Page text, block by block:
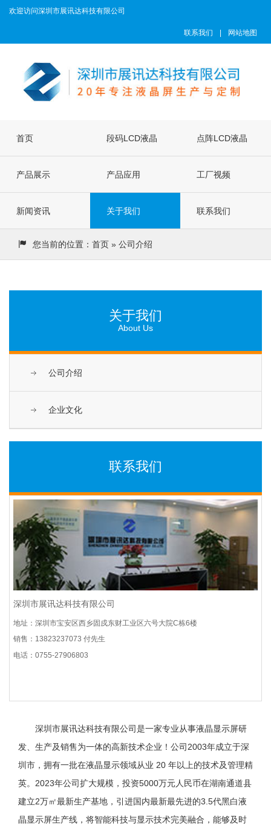
欢迎访问深圳市展讯达科技有限公司
联系我们 网站地图
首页 段码LCD液晶
屏
点阵LCD液晶
屏
产品展示 产品应用 工厂视频
新闻资讯 关于我们 联系我们
您当前的位置： 首页 » 公司介绍
关于我们
About Us
公司介绍
企业文化
联系我们
深圳市展讯达科技有限公司
地址：深圳市宝安区西乡固戍东财工业区六号大院C栋6楼
销售：13823237073 付先生
电话：0755-27906803
深圳市展讯达科技有限公司是一家专业从事液晶显示屏研
发、生产及销售为一体的高新技术企业！公司2003年成立于深
圳市，拥有一批在液晶显示领域从业 20 年以上的技术及管理精
英。2023年公司扩大规模，投资5000万元人民币在湖南通道县
建立2万㎡最新生产基地，引进国内最新最先进的3.5代黑白液
晶显示屏生产线，将智能科技与显示技术完美融合，能够及时